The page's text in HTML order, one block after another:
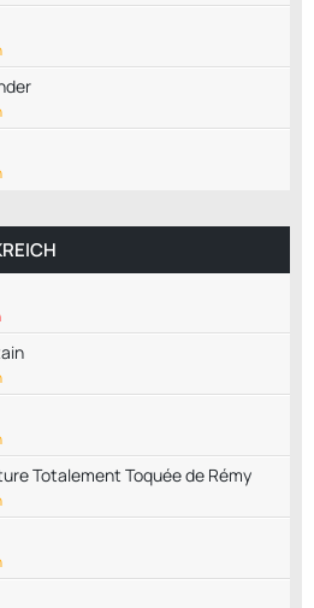
Totalement Toquée de Rémy